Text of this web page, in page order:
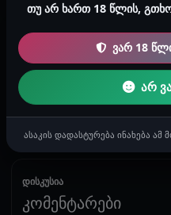
კომენტარის
კომენტარის
დისკუსია
კომენტარები
თუ არ ხართ 18 წლის,
ვარ 18
არ
ასაკის დადასტურება ინახება